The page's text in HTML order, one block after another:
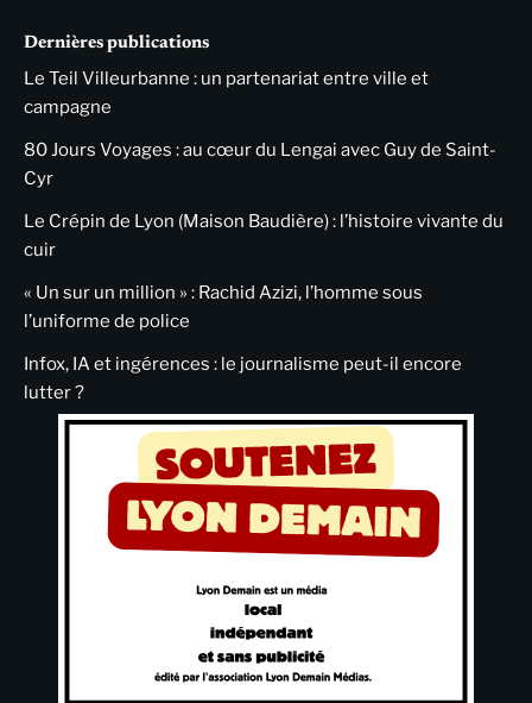
Dernières publications
Le Teil Villeurbanne : un partenariat entre ville et
campagne
80 Jours Voyages : au cœur du Lengai avec Guy de Saint-
Cyr
Le Crépin de Lyon (Maison Baudière) : l’histoire vivante du
cuir
« Un sur un million » : Rachid Azizi, l’homme sous
l’uniforme de police
Infox, IA et ingérences : le journalisme peut-il encore
lutter ?